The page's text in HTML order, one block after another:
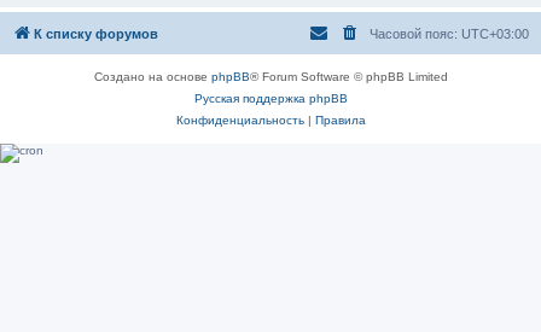
К списку форумов Часовой пояс: UTC+03:00
Создано на основе phpBB® Forum Software © phpBB Limited
Русская поддержка phpBB
Конфиденциальность| Правила